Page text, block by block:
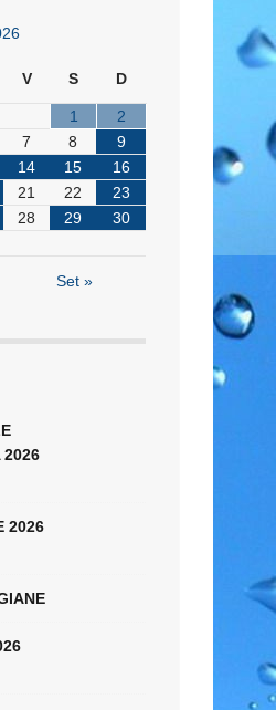
V S D
1
2
7 8
9
14 15
16
21 22
23
28 29
30
Set »
2026
2026